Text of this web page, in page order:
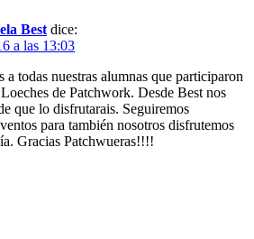
Best dice:
a las 13:03
a todas nuestras alumnas que participaron
de Patchwork. Desde Best nos
que lo disfrutarais. Seguiremos
para también nosotros disfrutemos
Gracias Patchwueras!!!!